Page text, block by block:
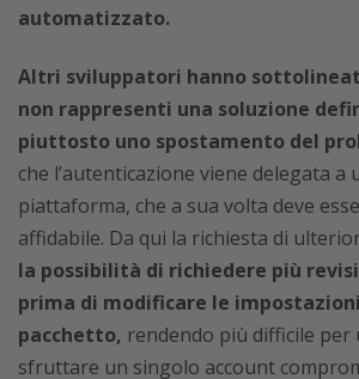
automatizzato.
Altri sviluppatori hanno
non rappresenti una soluzione
piuttosto uno spostamento del
che l’autenticazione viene delegata a
piattaforma, che a sua volta deve
affidabile. Da qui la richiesta di
la possibilità di richiedere più
prima di modificare le
pacchetto, rendendo più difficile per
sfruttare un singolo account